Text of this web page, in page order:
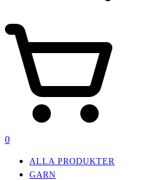
0
ALLA PRODUKTER
GARN